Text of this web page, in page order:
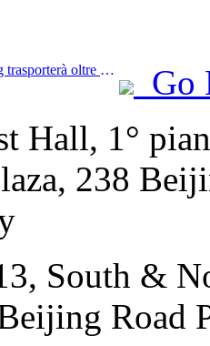
Prev:L'aeroporto di Daxing trasporterà oltre 1,3 milioni di passeggeri durante la festa nazionale del 2025
Go
Hall, 1°
238
South &
Road